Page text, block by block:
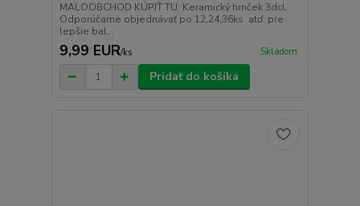
MALOOBCHOD KÚPIŤ TU: Keramický hrnček 3dcl.
Odporúčame objednávať po 12,24,36ks atď. pre
lepšie bal...
9,99 EUR/ks Skladom
Pridať do košíka